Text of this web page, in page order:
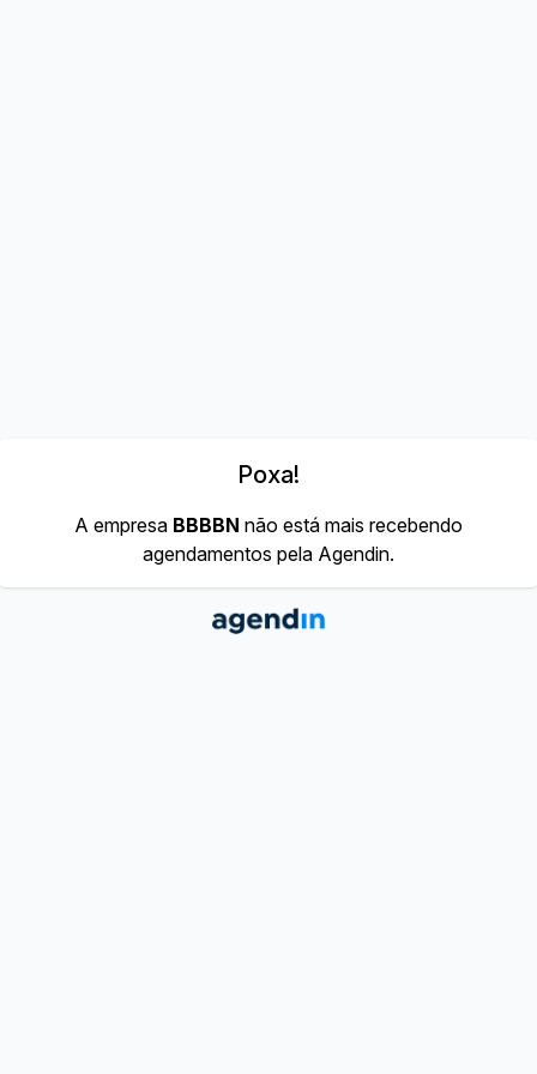
Poxa!
A empresa BBBBN não está mais recebendo
agendamentos pela Agendin.